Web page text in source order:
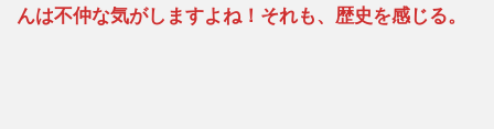
んが
んは不仲な気がしますよね！それも、歴史を感じる。